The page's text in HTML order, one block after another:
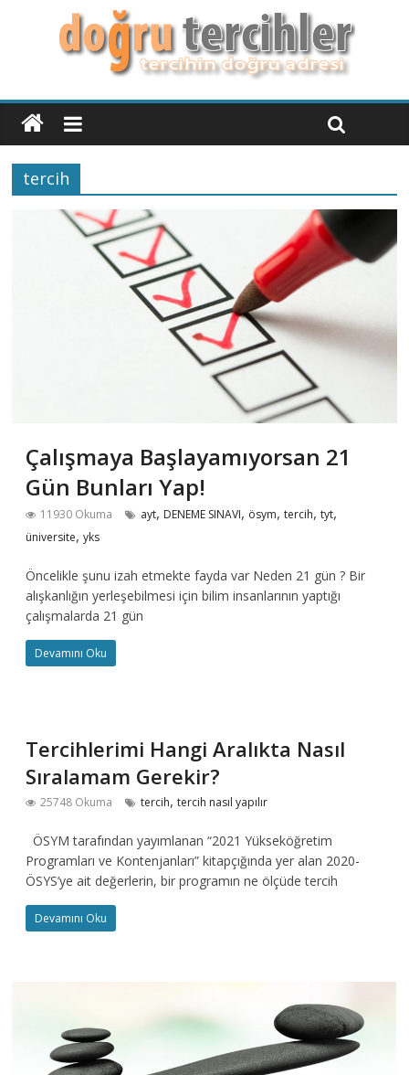
tercih
Çalışmaya Başlayamıyorsan 21
Gün Bunları Yap!
11930 Okuma ayt, DENEME SINAVI, ösym,tercih,tyt,
üniversite,yks
Öncelikle şunu izah etmekte fayda var Neden 21 gün ? Bir
alışkanlığın yerleşebilmesi için bilim insanlarının yaptığı
çalışmalarda 21 gün
Devamını Oku
Tercihlerimi Hangi Aralıkta Nasıl
Sıralamam Gerekir?
25748 Okuma tercih,tercih nasıl yapılır
ÖSYM tarafından yayımlanan “2021 Yükseköğretim
Programları ve Kontenjanları” kitapçığında yer alan 2020-
ÖSYS’ye ait değerlerin, bir programın ne ölçüde tercih
Devamını Oku